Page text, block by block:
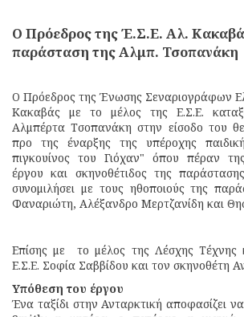
Ο Πρόεδρος της Έ.Σ.Ε. Αλ.
παράσταση της Αλμπ. Τσοπανάκη
Ο Πρόεδρος της Ένωσης Σεναριογράφων
Κακαβάς με το μέλος της Ε.Σ.Ε.
Αλμπέρτα Τσοπανάκη στην είσοδο του
προ της έναρξης της υπέροχης
πιγκουίνος του Γιόχαν" όπου πέραν
έργου και σκηνοθέτιδος της
συνομιλήσει με τους ηθοποιούς της
Φαναριώτη, Αλέξανδρο Μερτζανίδη και
Επίσης με το μέλος της Λέσχης Τέχνης
Ε.Σ.Ε. Σοφία Σαββίδου και τον σκηνοθέτη
Υπόθεση του έργου
Ένα ταξίδι στην Ανταρκτική αποφασίζει